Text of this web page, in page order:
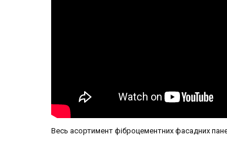
Весь асортимент фіброцементних фасадних